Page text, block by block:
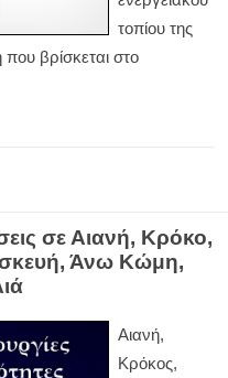
τοπίου της
που βρίσκεται στο
σε Αιανή, Κρόκο,
Άνω Κώμη,
Αιανή,
Κρόκος,